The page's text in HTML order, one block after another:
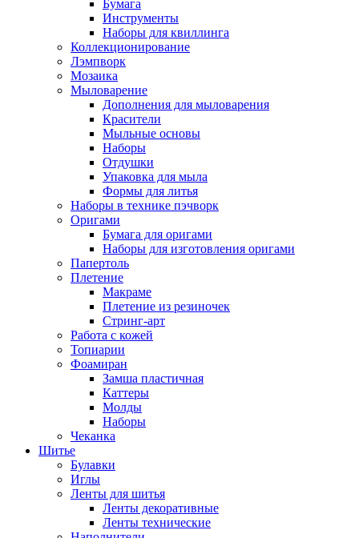
Бумага
Инструменты
Наборы для квиллинга
Коллекционирование
Лэмпворк
Мозаика
Мыловарение
Дополнения для мыловарения
Красители
Мыльные основы
Наборы
Отдушки
Упаковка для мыла
Формы для литья
Наборы в технике пэчворк
Оригами
Бумага для оригами
Наборы для изготовления оригами
Папертоль
Плетение
Макраме
Плетение из резиночек
Стринг-арт
Работа с кожей
Топиарии
Фоамиран
Замша пластичная
Каттеры
Молды
Наборы
Чеканка
Шитье
Булавки
Иглы
Ленты для шитья
Ленты декоративные
Ленты технические